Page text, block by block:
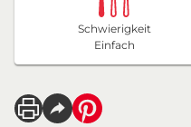
Schwierigkeit
Einfach